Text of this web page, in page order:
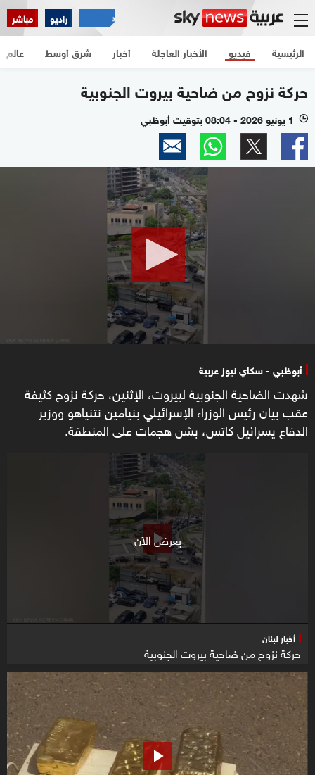
راديو مباشر
الرئيسية الأخبار العاجلة أخبار شرق أوسط عالم فيديو
حركة نزوح من ضاحية بيروت الجنوبية
l 1 يونيو 2026 - 08:04 بتوقيت أبوظبي
أبوظبي - سكاي نيوز عربية
شهدت الضاحية الجنوبية لبيروت، الإثنين، حركة نزوح كثيفة
عقب بيان رئيس الوزراء الإسرائيلي بنيامين نتنياهو ووزير
الدفاع يسرائيل كاتس، بشن هجمات على المنطقة.
يعرض الآن
أخبار لبنان
حركة نزوح من ضاحية بيروت الجنوبية